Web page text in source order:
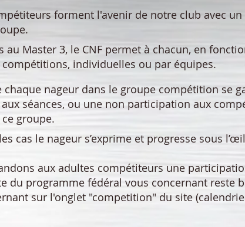
forment l'avenir de notre club avec
au Master 3, le CNF permet à chacun, en
individuelles ou par équipes.
chaque nageur dans le groupe compétition se
séances, ou une non participation aux
groupe.
cas le nageur s’exprime et progresse sous
aux adultes compétiteurs une
du programme fédéral vous concernant reste
sur l'onglet "competition" du site